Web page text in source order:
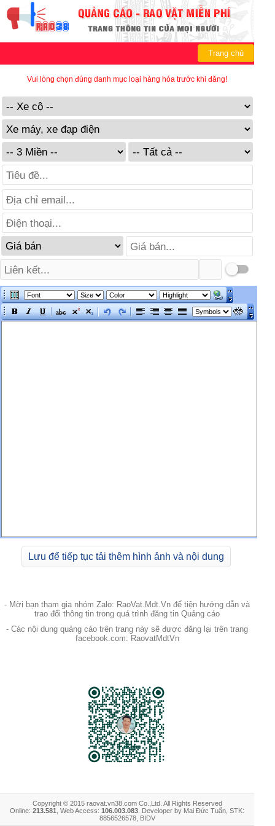
Trang chủ
Vui lòng chọn đúng danh mục loại hàng hóa trước khi đăng!
Lưu để tiếp tục tải thêm hình ảnh và nội dung
- Mời bạn tham gia nhóm Zalo: RaoVat.Mdt.Vn để tiện hướng dẫn và
trao đổi thông tin trong quá trình đăng tin Quảng cáo
- Các nội dung quảng cáo trên trang này sẽ được đăng lại trên trang
facebook.com: RaovatMdtVn
Copyright © 2015 raovat.vn38.com Co.,Ltd. All Rights Reserved
Online: 213.581 , Web Access: 106.003.083 . Developer by Mai Đức Tuấn, STK:
8856526578, BIDV